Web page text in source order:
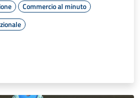
Commercio al minuto